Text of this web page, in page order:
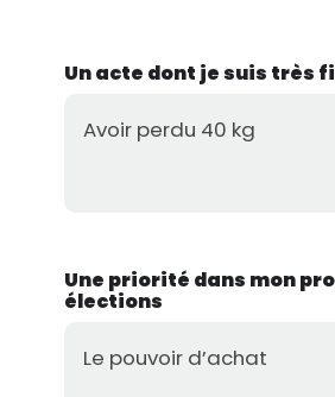
Un acte dont je suis très
Avoir perdu 40 kg
Une priorité dans mon
élections
Le pouvoir d’achat